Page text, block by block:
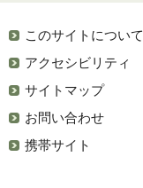
このサイトについて
アクセシビリティ
サイトマップ
お問い合わせ
携帯サイト